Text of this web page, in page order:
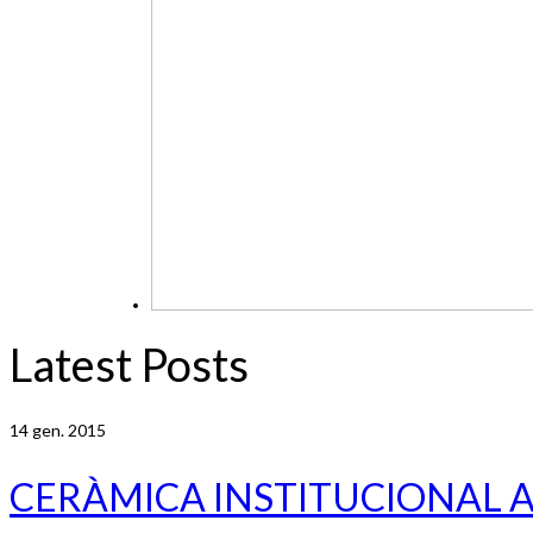
Latest Posts
14gen. 2015
CERÀMICA INSTITUCIONAL